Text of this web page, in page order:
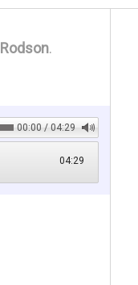
Rodson.
00:00 / 04:29
04:29